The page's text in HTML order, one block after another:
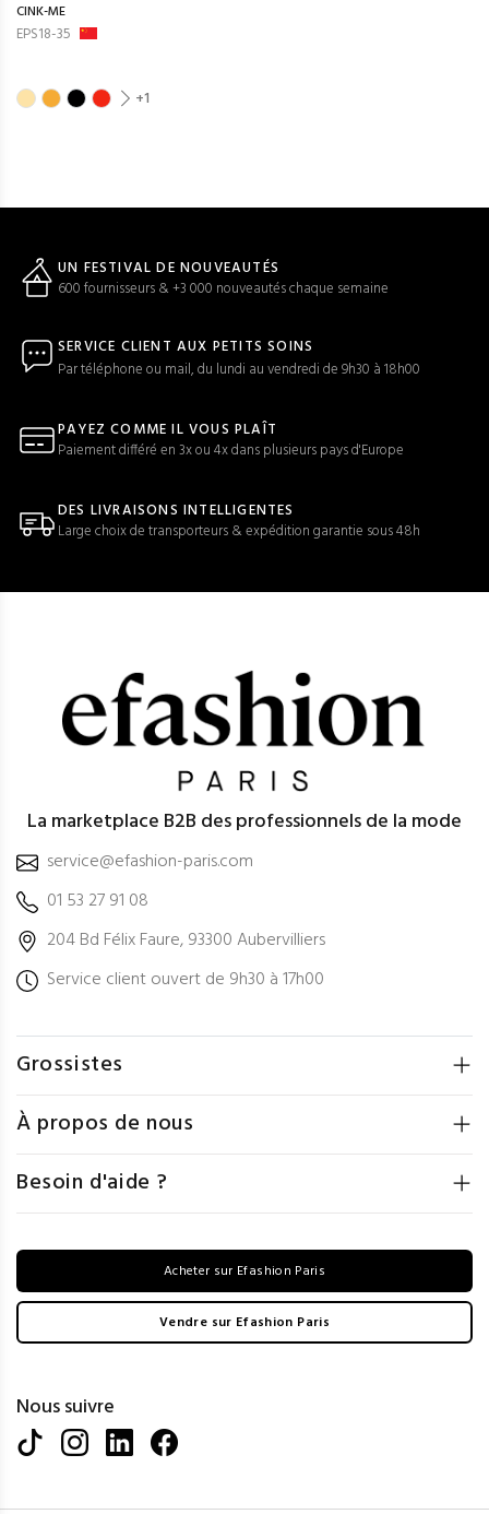
CINK-ME
EPS18-35
+1
UN FESTIVAL DE NOUVEAUTÉS
600 fournisseurs & +3 000 nouveautés chaque semaine
SERVICE CLIENT AUX PETITS SOINS
Par téléphone ou mail, du lundi au vendredi de 9h30 à 18h00
PAYEZ COMME IL VOUS PLAÎT
Paiement différé en 3x ou 4x dans plusieurs pays d'Europe
DES LIVRAISONS INTELLIGENTES
Large choix de transporteurs & expédition garantie sous 48h
La marketplace B2B des professionnels de la mode
service@efashion-paris.com
01 53 27 91 08
204 Bd Félix Faure, 93300 Aubervilliers
Service client ouvert de 9h30 à 17h00
Grossistes
À propos de nous
Besoin d'aide ?
Acheter sur Efashion Paris
Vendre sur Efashion Paris
Nous suivre